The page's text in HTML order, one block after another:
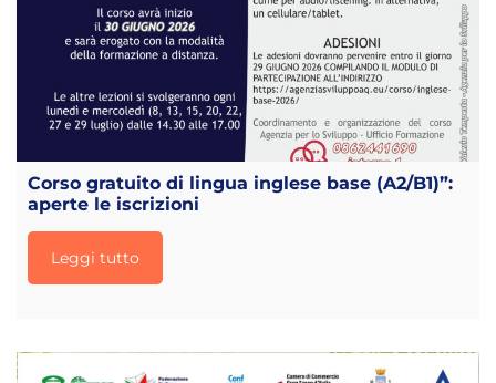
Corso gratuito di lingua inglese base (A2/B1)”:
aperte le iscrizioni
Leggi tutto